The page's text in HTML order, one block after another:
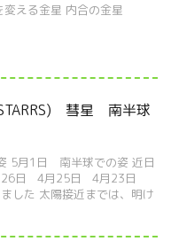
える金星 内合の金星
彗星 南半球
5月1日 南半球での姿 近日
26日 4月25日 4月23日
した 太陽接近までは、明け